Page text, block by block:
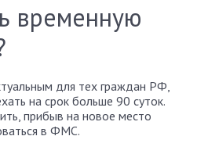
временную
для тех граждан РФ,
на срок больше 90 суток.
прибыв на новое место
в ФМС.